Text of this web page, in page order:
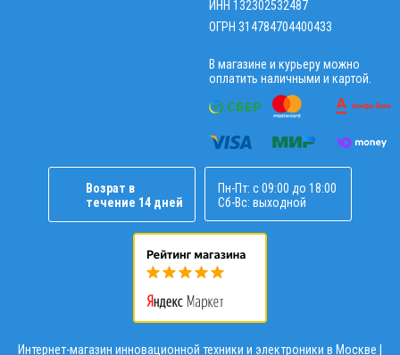
ИНН 132302532487
ОГРН 314784704400433
В магазине и курьеру можно
оплатить наличными и картой.
Возрат в
течение 14 дней
Пн-Пт: с 09:00 до 18:00
Сб-Вс: выходной
Интернет-магазин инновационной техники и электроники в Москве |